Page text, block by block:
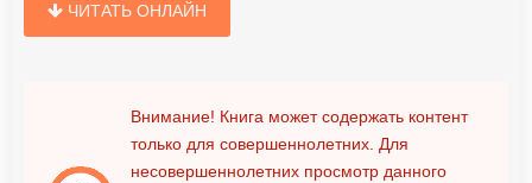
ЧИТАТЬ ОНЛАЙН
Внимание! Книга может содержать контент
только для совершеннолетних. Для
несовершеннолетних просмотр данного